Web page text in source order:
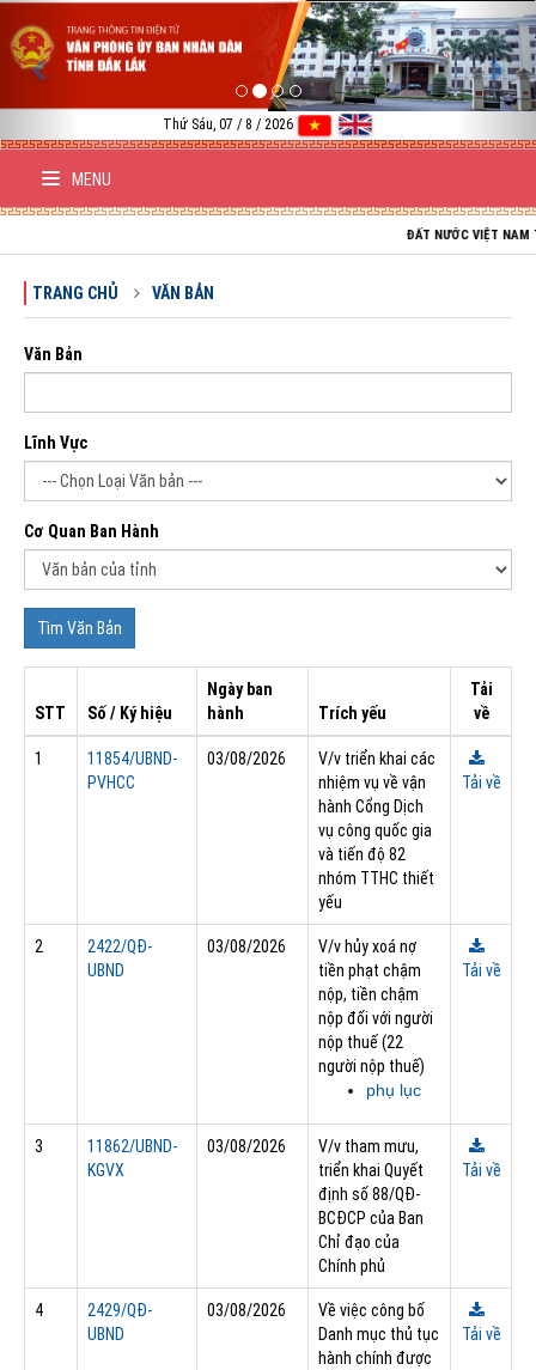
Thứ Sáu, 07 / 8 / 2026
MENU
ĐẤT NƯỚC VIỆT NAM
TRANG CHỦ VĂN BẢN
Văn Bản
Lĩnh Vực
Cơ Quan Ban Hành
STT Số / Ký hiệu
Ngày ban
hành
Trích yếu
Tải
về
1
11854/UBND-
PVHCC
03/08/2026
V/v triển khai các
nhiệm vụ về vận
hành Cổng Dịch
vụ công quốc gia
và tiến độ 82
nhóm TTHC thiết
yếu
Tải về
2
2422/QĐ-
UBND
03/08/2026
V/v hủy xoá nợ
tiền phạt chậm
nộp, tiền chậm
nộp đối với người
nộp thuế (22
người nộp thuế)
phụ lục
Tải về
3
11862/UBND-
KGVX
03/08/2026
V/v tham mưu,
triển khai Quyết
định số 88/QĐ-
BCĐCP của Ban
Chỉ đạo của
Chính phủ
Tải về
4
2429/QĐ-
UBND
03/08/2026
Về việc công bố
Danh mục thủ tục
hành chính được
Tải về